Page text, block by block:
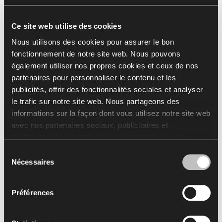
Ce site web utilise des cookies
Nous utilisons des cookies pour assurer le bon
fonctionnement de notre site web. Nous pouvons
également utiliser nos propres cookies et ceux de nos
partenaires pour personnaliser le contenu et les
publicités, offrir des fonctionnalités sociales et analyser
le trafic sur notre site web. Nous partageons des
informations sur la façon dont vous utilisez notre site web
avec nos partenaires sociaux, publicitaires et
analytiques. Les partenaires peuvent associer ces
obtenues lors de l'utilisation de leurs services.
concernant le marketing et les préférences de l’utilisateur
nécessite votre autorisation que vous pouvez donner en
vos accords, cliquez sur « Autoriser la sélection ». Vous
Nécessaires
Préférences
apprécient la qualité, le design et le style unique.